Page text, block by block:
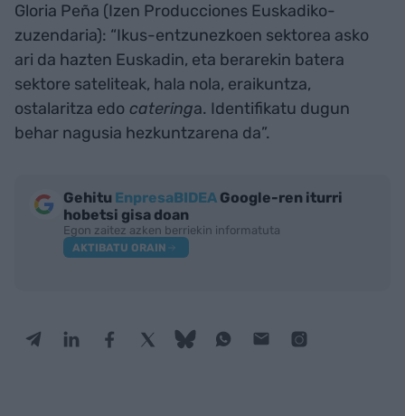
Gloria Peña (Izen Producciones Euskadiko-
zuzendaria): “Ikus-entzunezkoen sektorea asko
ari da hazten Euskadin, eta berarekin batera
sektore sateliteak, hala nola, eraikuntza,
ostalaritza edo cateringa. Identifikatu dugun
behar nagusia hezkuntzarena da”.
Gehitu EnpresaBIDEA Google-ren iturri
hobetsi gisa doan
Egon zaitez azken berriekin informatuta
AKTIBATU ORAIN